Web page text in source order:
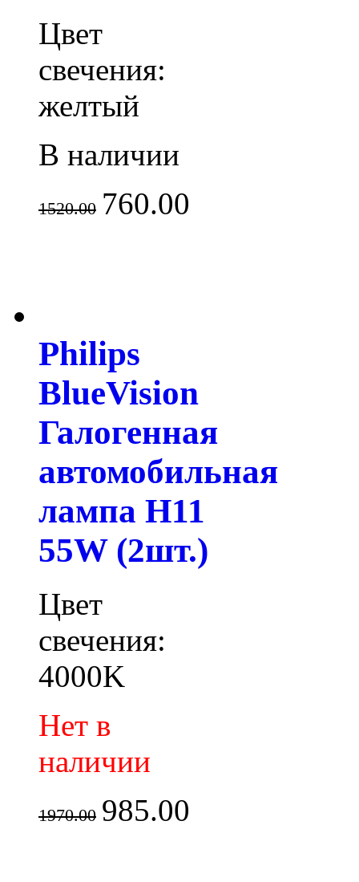
Цвет
свечения:
желтый
В наличии
1520.00 760.00
Philips
BlueVision
Галогенная
автомобильная
лампа H11
55W (2шт.)
Цвет
свечения:
4000K
Нет в
наличии
1970.00 985.00